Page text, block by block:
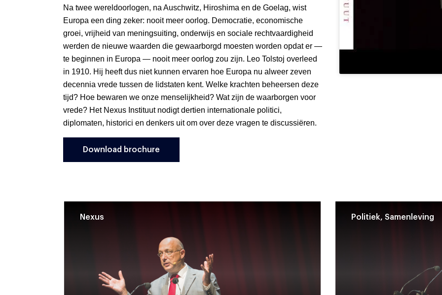
Na twee wereldoorlogen, na Auschwitz, Hiroshima en de Goelag, wist
Europa een ding zeker: nooit meer oorlog. Democratie, economische
groei, vrijheid van meningsuiting, onderwijs en sociale rechtvaardigheid
werden de nieuwe waarden die gewaarborgd moesten worden opdat er —
te beginnen in Europa — nooit meer oorlog zou zijn. Leo Tolstoj overleed
in 1910. Hij heeft dus niet kunnen ervaren hoe Europa nu alweer zeven
decennia vrede tussen de lidstaten kent. Welke krachten beheersen deze
tijd? Hoe bewaren we onze menselijkheid? Wat zijn de waarborgen voor
vrede? Het Nexus Instituut nodigt dertien internationale politici,
diplomaten, historici en denkers uit om over deze vragen te discussiëren.
Download brochure
Nexus Politiek, Samenleving